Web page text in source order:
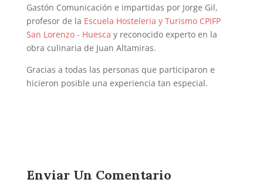
Gastón Comunicación e impartidas por Jorge Gil,
profesor de la Escuela Hosteleria y Turismo CPIFP
San Lorenzo - Huesca y reconocido experto en la
obra culinaria de Juan Altamiras.
Gracias a todas las personas que participaron e
hicieron posible una experiencia tan especial.
Enviar Un Comentario